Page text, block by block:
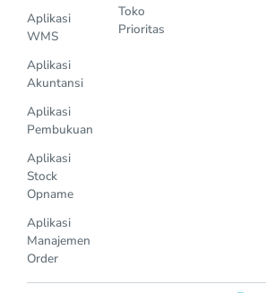
Aplikasi
WMS
Aplikasi
Akuntansi
Aplikasi
Pembukuan
Aplikasi
Stock
Opname
Aplikasi
Manajemen
Order
Toko
Prioritas